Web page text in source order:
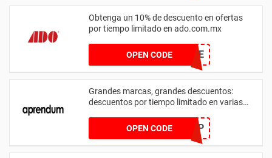
Obtenga un 10% de descuento en ofertas
por tiempo limitado en ado.com.mx
OPEN CODE
XTOOL10CODE
Grandes marcas, grandes descuentos:
descuentos por tiempo limitado en varias
OPEN CODE
SAMP